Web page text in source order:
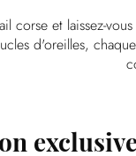
corse et laissez-
d'oreilles,